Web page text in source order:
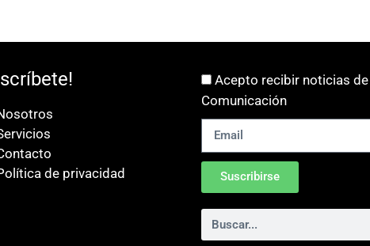
de privacidad
Acepto recibir noticias
Comunicación
Suscribirse